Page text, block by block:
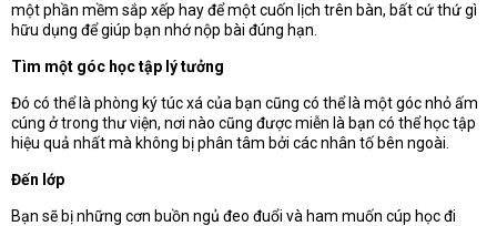
một phần mềm sắp xếp hay để một cuốn lịch trên bàn, bất cứ thứ gì
hữu dụng để giúp bạn nhớ nộp bài đúng hạn.
Tìm một góc học tập lý tưởng
Đó có thể là phòng ký túc xá của bạn cũng có thể là một góc nhỏ ấm
cúng ở trong thư viện, nơi nào cũng được miễn là bạn có thể học tập
hiệu quả nhất mà không bị phân tâm bởi các nhân tố bên ngoài.
Đến lớp
Bạn sẽ bị những cơn buồn ngủ đeo đuổi và ham muốn cúp học đi